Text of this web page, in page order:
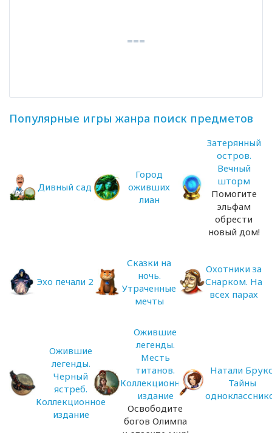
Популярные игры жанра поиск предметов
Дивный сад
Город
оживших
лиан
Затерянный
остров.
Вечный
шторм
Помогите
эльфам
обрести
новый дом!
Эхо печали 2
Сказки на
ночь.
Утраченные
мечты
Охотники за
Снарком. На
всех парах
Ожившие
легенды.
Черный
ястреб.
Коллекционное
издание
Ожившие
легенды.
Месть
титанов.
Коллекционное
издание
Освободите
богов Олимпа
Натали
Тайны